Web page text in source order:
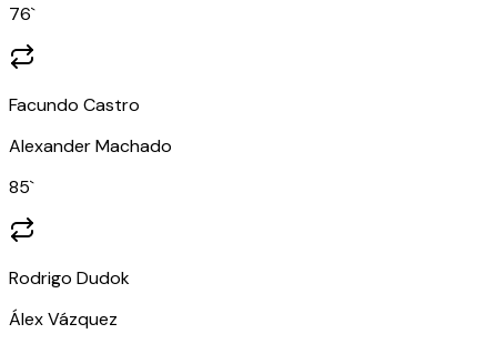
76`
Facundo Castro
Alexander Machado
85`
Rodrigo Dudok
Álex Vázquez